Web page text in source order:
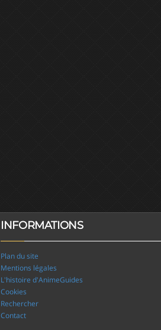
INFORMATIONS
Plan du site
Mentions légales
L'histoire d'AnimeGuides
Cookies
Rechercher
Contact